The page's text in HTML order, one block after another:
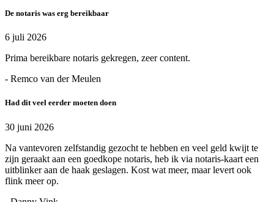
De notaris was erg bereikbaar
6 juli 2026
Prima bereikbare notaris gekregen, zeer content.
- Remco van der Meulen
Had dit veel eerder moeten doen
30 juni 2026
Na vantevoren zelfstandig gezocht te hebben en veel geld kwijt te
zijn geraakt aan een goedkope notaris, heb ik via notaris-kaart een
uitblinker aan de haak geslagen. Kost wat meer, maar levert ook
flink meer op.